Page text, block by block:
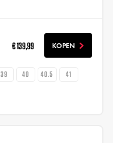
€ 139,99 KOPEN
39 40 40.5
41